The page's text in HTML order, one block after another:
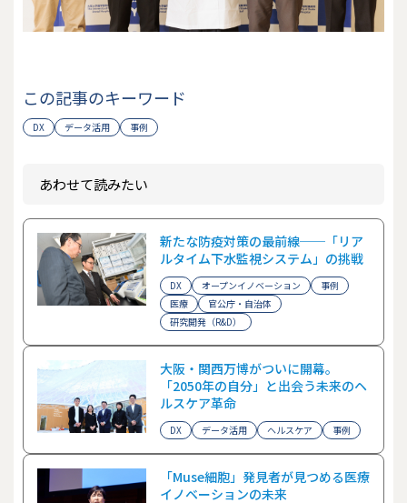
この記事のキーワード
DX データ活用 事例
あわせて読みたい
新たな防疫対策の最前線──「リア
ルタイム下水監視システム」の挑戦
DX オープンイノベーション
事例
医療
官公庁・自治体
研究開発（R&D）
大阪・関西万博がついに開幕。
「2050年の自分」と出会う未来のヘ
ルスケア革命
DX データ活用 ヘルスケア 事例
「Muse細胞」発見者が見つめる医療
イノベーションの未来